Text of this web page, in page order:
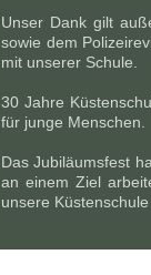
Unser Dank gilt
sowie dem
mit unserer Schule.
30 Jahre
für junge Menschen.
Das Jubiläumsfest
an einem Ziel
unsere